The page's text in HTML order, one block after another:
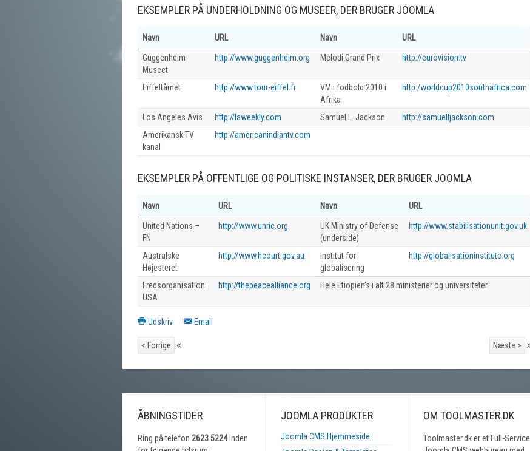
EKSEMPLER PÅ UNDERHOLDNING OG MUSEER, DER BRUGER JOOMLA
Navn URL Navn URL
Guggenheim
Museet
http://www.guggenheim.org Melodi Grand Prix http://eurovision.tv
Eiffeltårnet http://www.tour-eiffel.fr
VM i fodbold 2010 i
Afrika
http:/worldcup2010southafrica.com
Los Angeles Avis http://laweekly.com Samuel L. Jackson
http://samuelljackson.com
Amerikansk TV
kanal
http://americanindiantv.com
EKSEMPLER PÅ OFFENTLIGE OG POLITISKE INSTANSER, DER BRUGER JOOMLA
Navn URL Navn URL
United Nations –
FN
http://www.unric.org
UK Ministry of Defense
(underside)
http://www.stabilisationunit.gov.uk
Australske
Højesteret
http://www.hcourt.gov.au
Institut for
globalisering
http://globalisationinstitute.org
Fredsorganisation
USA
http://thepeacealliance.org Hele Etiopien’s i alt 28 ministerier og universiteter
Udskriv Email
< Forrige Næste >
ÅBNINGSTIDER
Ring på telefon 2623 5224inden
JOOMLA PRODUKTER
Joomla CMS Hjemmeside
OM TOOLMASTER.DK
Toolmaster.dk er et Full-Service